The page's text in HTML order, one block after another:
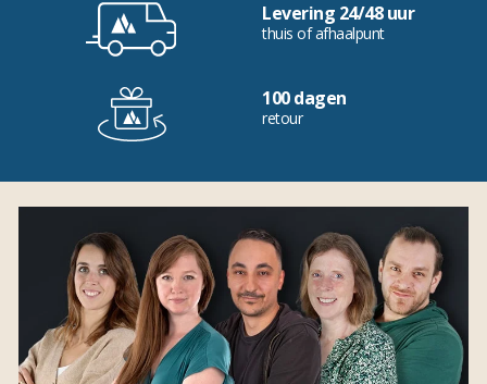
Levering 24/48 uur
thuis of afhaalpunt
100 dagen
retour